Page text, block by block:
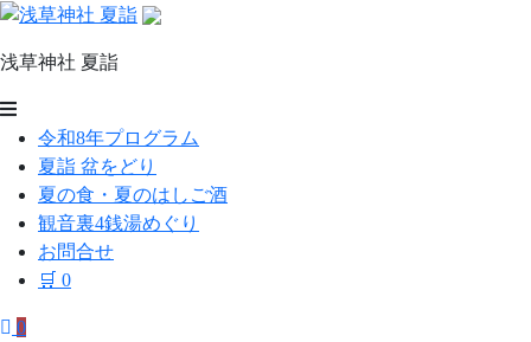
コ
テ
ン
浅草神社 夏詣
浅
草
神
社
夏
詣
令和8年プログラム
夏詣 盆をどり
夏の食・夏のはしご酒
観音裏4銭湯めぐり
お問合せ
🛒 0
0